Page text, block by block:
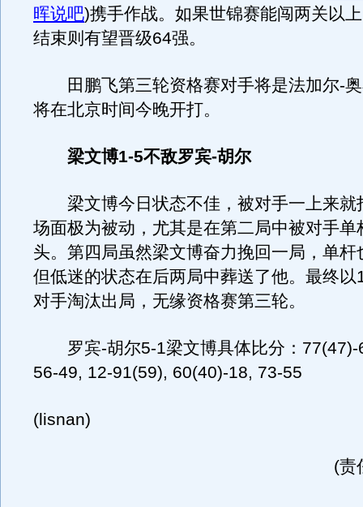
晖说吧)携手作战。如果世锦赛能闯两关以
结束则有望晋级64强。
田鹏飞第三轮资格赛对手将是法加尔-奥
将在北京时间今晚开打。
梁文博1-5不敌罗宾-胡尔
梁文博今日状态不佳，被对手一上来就
场面极为被动，尤其是在第二局中被对手单
头。第四局虽然梁文博奋力挽回一局，单杆
但低迷的状态在后两局中葬送了他。最终以
对手淘汰出局，无缘资格赛第三轮。
罗宾-胡尔5-1梁文博具体比分：77(47)-
56-49, 12-91(59), 60(40)-18, 73-55
(lisnan)
(责